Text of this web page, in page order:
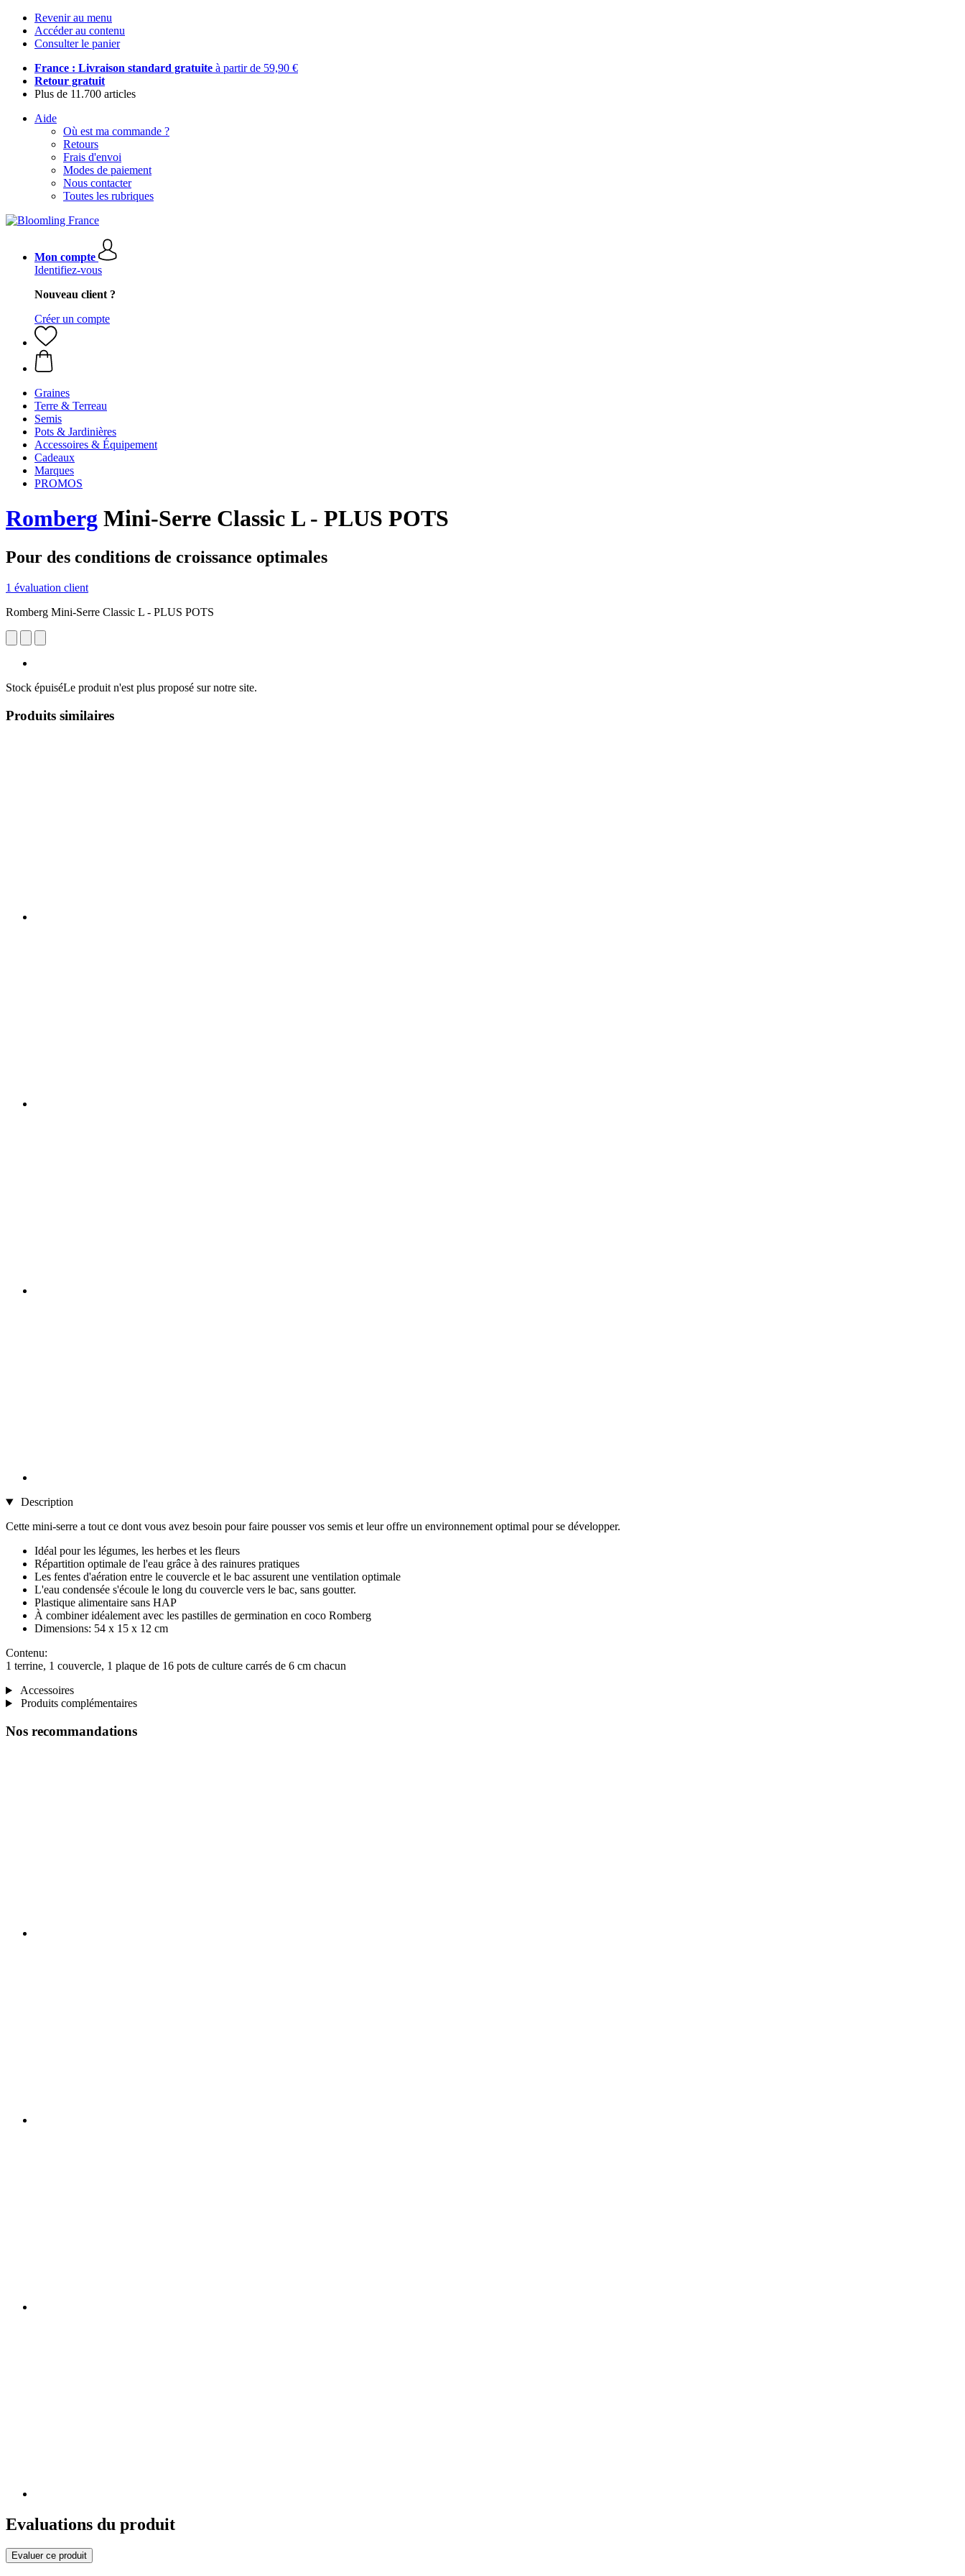
Revenir au menu
Accéder au contenu
Consulter le panier
France : Livraison standard gratuite à partir de 59,90 €
Retour gratuit
Plus de 11.700 articles
Aide
Où est ma commande ?
Retours
Frais d'envoi
Modes de paiement
Nous contacter
Toutes les rubriques
Mon compte
Identifiez-vous
Nouveau client ?
Créer un compte
Graines
Terre & Terreau
Semis
Pots & Jardinières
Accessoires & Équipement
Cadeaux
Marques
PROMOS
Romberg Mini-Serre Classic L - PLUS POTS
Pour des conditions de croissance optimales
1 évaluation client
Romberg Mini-Serre Classic L - PLUS POTS
Stock épuiséLe produit n'est plus proposé sur notre site.
Produits similaires
Description
Cette mini-serre a tout ce dont vous avez besoin pour faire pousser vos semis et leur offre un environnement optimal pour se développer.
Idéal pour les légumes, les herbes et les fleurs
Répartition optimale de l'eau grâce à des rainures pratiques
Les fentes d'aération entre le couvercle et le bac assurent une ventilation optimale
L'eau condensée s'écoule le long du couvercle vers le bac, sans goutter.
Plastique alimentaire sans HAP
À combiner idéalement avec les pastilles de germination en coco Romberg
Dimensions: 54 x 15 x 12 cm
Contenu:
1 terrine, 1 couvercle, 1 plaque de 16 pots de culture carrés de 6 cm chacun
Accessoires
Produits complémentaires
Nos recommandations
Evaluations du produit
Evaluer ce produit